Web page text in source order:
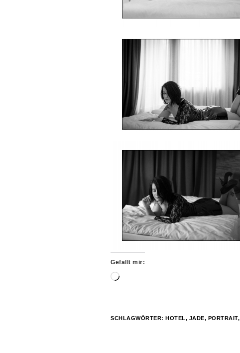
Gefällt mir:
Wird
SCHLAGWÖRTER: HOTEL, JADE, PORTRAIT,